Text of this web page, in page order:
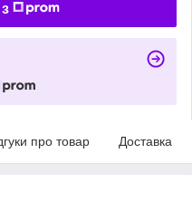
про товар Доставка